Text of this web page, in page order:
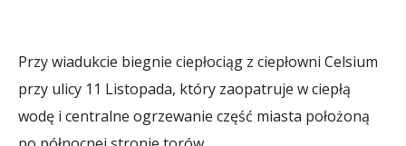
Przy wiadukcie biegnie ciepłociąg z ciepłowni Celsium
przy ulicy 11 Listopada, który zaopatruje w ciepłą
wodę i centralne ogrzewanie część miasta położoną